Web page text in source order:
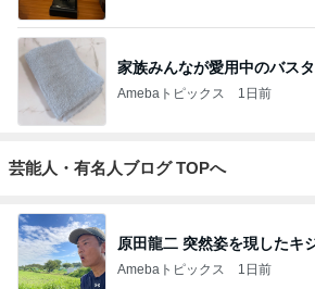
芸能人・有名人ブログ TOPへ
Amebaトピックス
敬三さんも言いよったのよ
のしてはならない禁じ手だ
のよ
nanasantojiroのブログ 2日前